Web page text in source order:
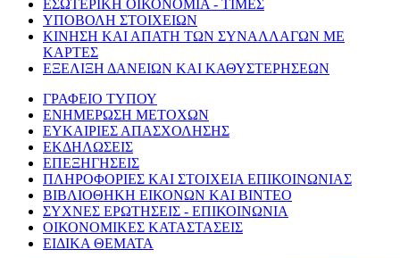
ΕΣΩΤΕΡΙΚΗ ΟΙΚΟΝΟΜΙΑ - ΤΙΜΕΣ
ΥΠΟΒΟΛΗ ΣΤΟΙΧΕΙΩΝ
ΚΙΝΗΣΗ ΚΑΙ ΑΠΑΤΗ ΤΩΝ ΣΥΝΑΛΛΑΓΩΝ ΜΕ
ΚΑΡΤΕΣ
ΕΞΕΛΙΞΗ ΔΑΝΕΙΩΝ ΚΑΙ ΚΑΘΥΣΤΕΡΗΣΕΩΝ
ΓΡΑΦΕΙΟ ΤΥΠΟΥ
ΕΝΗΜΕΡΩΣΗ ΜΕΤΟΧΩΝ
ΕΥΚΑΙΡΙΕΣ ΑΠΑΣΧΟΛΗΣΗΣ
ΕΚΔΗΛΩΣΕΙΣ
ΕΠΕΞΗΓΗΣΕΙΣ
ΠΛΗΡΟΦΟΡΙΕΣ ΚΑΙ ΣΤΟΙΧΕΙΑ ΕΠΙΚΟΙΝΩΝΙΑΣ
ΒΙΒΛΙΟΘΗΚΗ ΕΙΚΟΝΩΝ ΚΑΙ ΒΙΝΤΕΟ
ΣΥΧΝΕΣ ΕΡΩΤΗΣΕΙΣ - ΕΠΙΚΟΙΝΩΝΙΑ
ΟΙΚΟΝΟΜΙΚΕΣ ΚΑΤΑΣΤΑΣΕΙΣ
ΕΙΔΙΚΑ ΘΕΜΑΤΑ